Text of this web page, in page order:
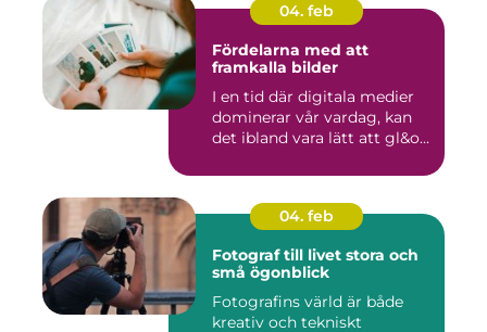
04. feb
Fördelarna med att
framkalla bilder
I en tid där digitala medier
dominerar vår vardag, kan
det ibland vara lätt att gl&o...
04. feb
Fotograf till livet stora och
små ögonblick
Fotografins värld är både
kreativ och tekniskt